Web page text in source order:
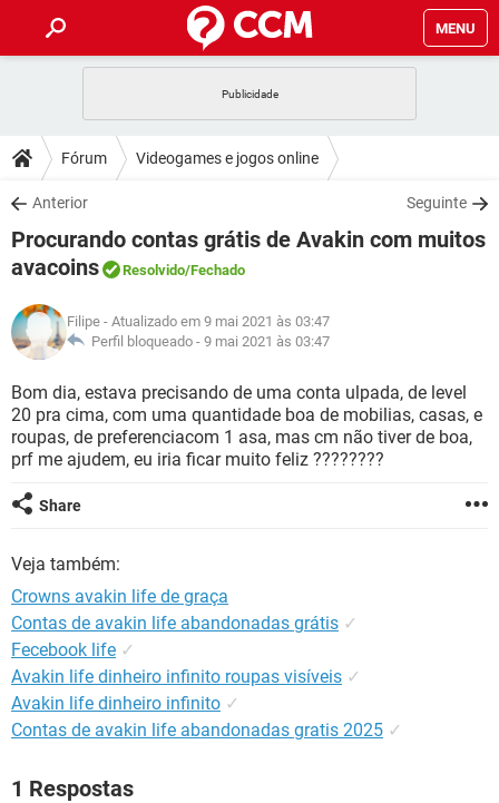
MENU
CELULAR FACEBOOK
OUTLOOK
INSTAGRAM GMAIL
GUIA DE COMPRAS
DICAS
JOGOS WHATSAPP
OUTLOOK
GUIA DE COMPRAS
DOWNLOADS
JOGOS WHATSAPP
CELULAR
OUTLOOK EXCEL
INSTAGRAM
GUIA DE COMPRAS
CELULAR FACEBOOK
INSTAGRAM GMAIL
GUIA DE COMPRAS
GLOSSÁRIO
JOGOS
CELULAR FACEBOOK
OUTLOOK EXCEL
INSTAGRAM GMAIL
GUIA DE COMPRAS
Fórum Videogames e jogos online
Anterior Seguinte
Procurando contas grátis de Avakin com muitos
avacoins
Resolvido/Fechado
Filipe - Atualizado em 9 mai 2021 às 03:47
Perfil bloqueado - 9 mai 2021 às 03:47
Bom dia, estava precisando de uma conta ulpada, de level
20 pra cima, com uma quantidade boa de mobilias, casas, e
roupas, de preferenciacom 1 asa, mas cm não tiver de boa,
prf me ajudem, eu iria ficar muito feliz ????????
Share
Veja também:
Crowns avakin life de graça
Contas de avakin life abandonadas grátis ✓
Fecebook life ✓
Avakin life dinheiro infinito roupas visíveis ✓
Avakin life dinheiro infinito ✓
Contas de avakin life abandonadas gratis 2025 ✓
1 Respostas